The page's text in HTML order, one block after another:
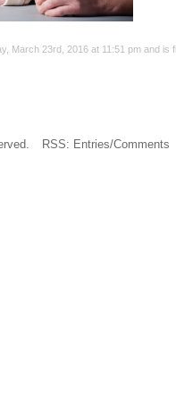
March 23rd, 2016 at 11:51 pm and
RSS: Entries/Comments